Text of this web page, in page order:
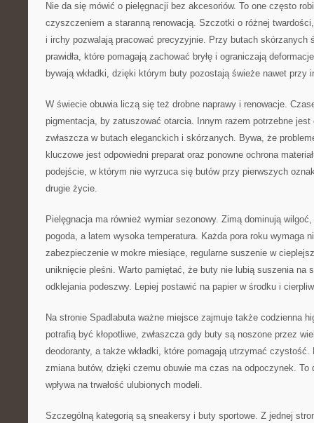
Nie da się mówić o pielęgnacji bez akcesoriów. To one często
czyszczeniem a staranną renowacją. Szczotki o różnej
i irchy pozwalają pracować precyzyjnie. Przy butach skórzanych
prawidła, które pomagają zachować bryłę i ograniczają
bywają wkładki, dzięki którym buty pozostają świeże nawet przy
W świecie obuwia liczą się też drobne naprawy i renowacje.
pigmentacja, by zatuszować otarcia. Innym razem potrzebne jest
zwłaszcza w butach eleganckich i skórzanych. Bywa, że
kluczowe jest odpowiedni preparat oraz ponowne ochrona
podejście, w którym nie wyrzuca się butów przy pierwszych
drugie życie.
Pielęgnacja ma również wymiar sezonowy. Zimą dominują
pogoda, a latem wysoka temperatura. Każda pora roku wymaga
zabezpieczenie w mokre miesiące, regularne suszenie w
uniknięcie pleśni. Warto pamiętać, że buty nie lubią suszenia na
odklejania podeszwy. Lepiej postawić na papier w środku i
Na stronie Spadlabuta ważne miejsce zajmuje także codzienna
potrafią być kłopotliwe, zwłaszcza gdy buty są noszone przez
deodoranty, a także wkładki, które pomagają utrzymać
zmiana butów, dzięki czemu obuwie ma czas na odpoczynek. To
wpływa na trwałość ulubionych modeli.
Szczególną kategorią są sneakersy i buty sportowe. Z jednej